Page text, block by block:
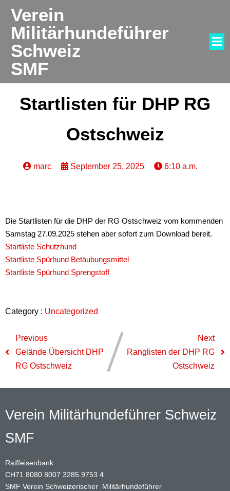
Verein
Militärhundeführer
Schweiz
SMF
Startlisten für DHP RG
Ostschweiz
marc September 25, 2025 6:10 a.m.
Die Startlisten für die DHP der RG Ostschweiz vom kommenden
Samstag 27.09.2025 stehen aber sofort zum Download bereit.
Startliste Schutzhund
Startliste Spürhund Betäubungsmittel
Startliste Spürhund Sprengstoff
Category : Uncategorized
Previous
Gelände Übersicht DHP
RG Ostschweiz
Next
Ranglisten der DHP RG
Ostschweiz
Verein Militärhundeführer Schweiz
SMF
Raiffeisenbank
CH71 8080 8007 3285 9753 4
SMF Verein Schweizerischer Militärhundeführer